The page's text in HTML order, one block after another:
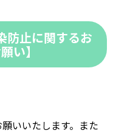
防止に関するお
い】
いいたします。また